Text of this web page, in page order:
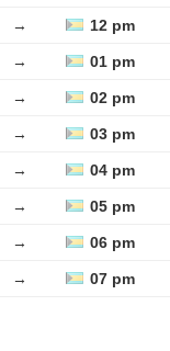
→ 12 pm
→ 01 pm
→ 02 pm
→ 03 pm
→ 04 pm
→ 05 pm
→ 06 pm
→ 07 pm